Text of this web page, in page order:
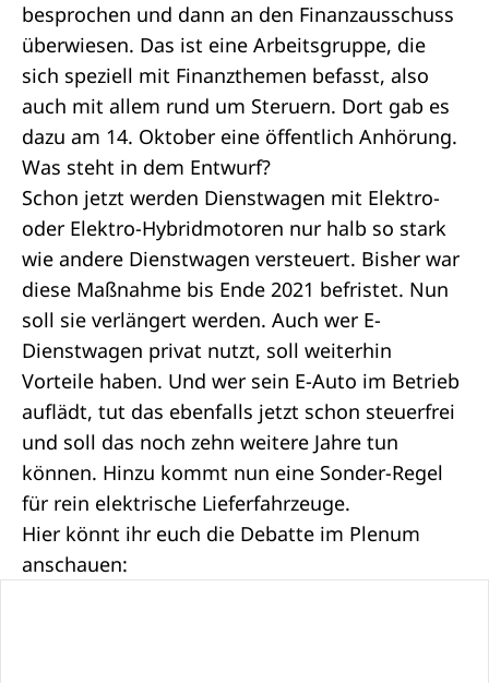
besprochen und dann an den Finanzausschuss
überwiesen. Das ist eine Arbeitsgruppe, die
sich speziell mit Finanzthemen befasst, also
auch mit allem rund um Steruern. Dort gab es
dazu am 14. Oktober eine öffentlich Anhörung.
Was steht in dem Entwurf?
Schon jetzt werden Dienstwagen mit Elektro-
oder Elektro-Hybridmotoren nur halb so stark
wie andere Dienstwagen versteuert. Bisher war
diese Maßnahme bis Ende 2021 befristet. Nun
soll sie verlängert werden. Auch wer E-
Dienstwagen privat nutzt, soll weiterhin
Vorteile haben. Und wer sein E-Auto im Betrieb
auflädt, tut das ebenfalls jetzt schon steuerfrei
und soll das noch zehn weitere Jahre tun
können. Hinzu kommt nun eine Sonder-Regel
für rein elektrische Lieferfahrzeuge.
Hier könnt ihr euch die Debatte im Plenum
anschauen: